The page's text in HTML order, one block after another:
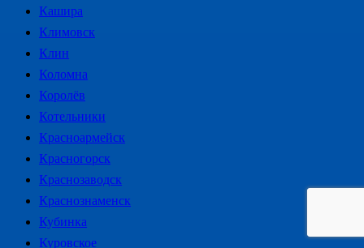
Кашира
Климовск
Клин
Коломна
Королёв
Котельники
Красноармейск
Красногорск
Краснозаводск
Краснознаменск
Кубинка
Куровское